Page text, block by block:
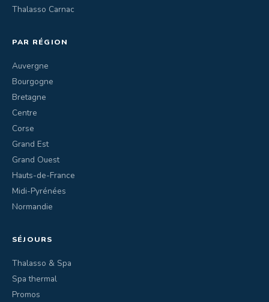
Thalasso Carnac
PAR RÉGION
Auvergne
Bourgogne
Bretagne
Centre
Corse
Grand Est
Grand Ouest
Hauts-de-France
Midi-Pyrénées
Normandie
SÉJOURS
Thalasso & Spa
Spa thermal
Promos